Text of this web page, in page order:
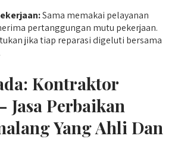
Sama memakai pelayanan
pertanggungan mutu pekerjaan.
jika tiap reparasi digeluti bersama
Kontraktor
Jasa Perbaikan
Yang Ahli Dan